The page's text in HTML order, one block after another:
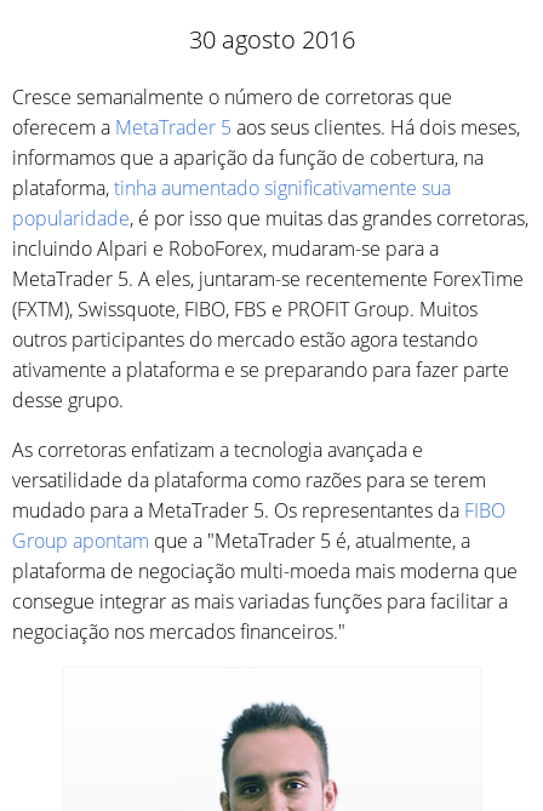
30 agosto 2016
Cresce semanalmente o número de corretoras que
oferecem a MetaTrader 5 aos seus clientes. Há dois meses,
informamos que a aparição da função de cobertura, na
plataforma,tinha aumentado significativamente sua
popularidade, é por isso que muitas das grandes corretoras,
incluindo Alpari e RoboForex, mudaram-se para a
MetaTrader 5. A eles, juntaram-se recentemente ForexTime
(FXTM), Swissquote, FIBO, FBS e PROFIT Group. Muitos
outros participantes do mercado estão agora testando
ativamente a plataforma e se preparando para fazer parte
desse grupo.
As corretoras enfatizam a tecnologia avançada e
versatilidade da plataforma como razões para se terem
mudado para a MetaTrader 5. Os representantes da FIBO
Group apontam que a "MetaTrader 5 é, atualmente, a
plataforma de negociação multi-moeda mais moderna que
consegue integrar as mais variadas funções para facilitar a
negociação nos mercados financeiros."